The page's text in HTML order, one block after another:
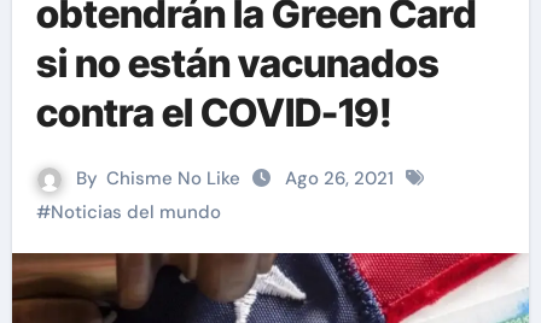
obtendrán la Green Card
si no están vacunados
contra el COVID-19!
By Chisme No Like
Ago 26, 2021
#Noticias del mundo